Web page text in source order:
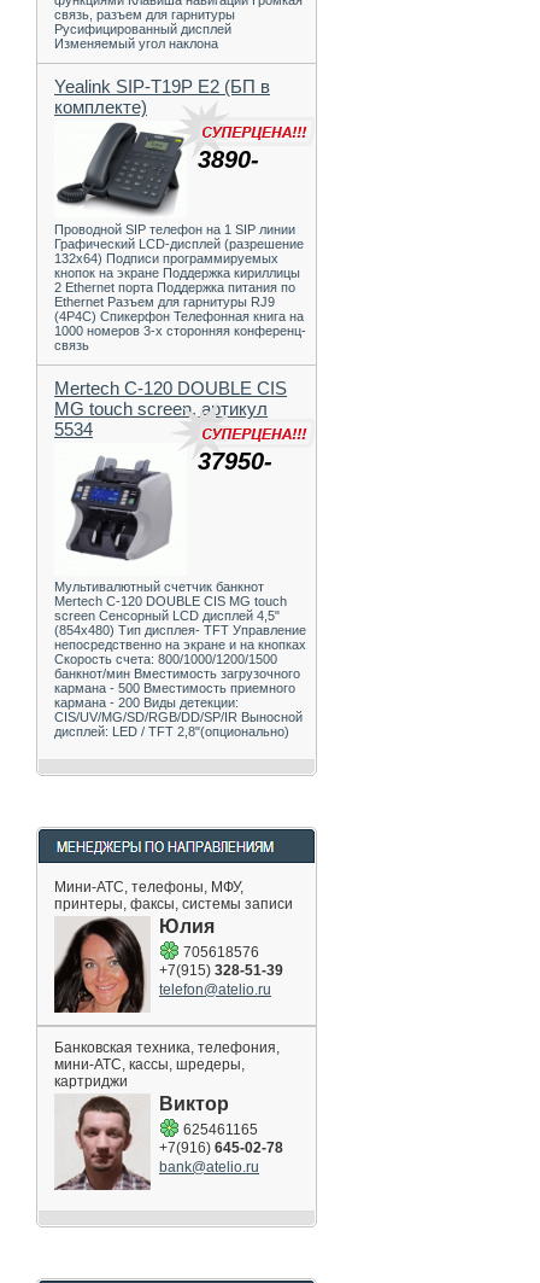
связь, разъем для гарнитуры
Русифицированный дисплей
Изменяемый угол наклона
3890-
Yealink SIP-T19P E2 (БП в
комплекте)
Проводной SIP телефон на 1 SIP линии
Графический LCD-дисплей (разрешение
132х64) Подписи программируемых
кнопок на экране Поддержка кириллицы
2 Ethernet порта Поддержка питания по
Ethernet Разъем для гарнитуры RJ9
(4P4C) Спикерфон Телефонная книга на
1000 номеров 3-х сторонняя конференц-
связь
37950-
Mertech C-120 DOUBLE CIS
MG touch screen, артикул
5534
Мультивалютный счетчик банкнот
Mertech C-120 DOUBLE CIS MG touch
screen Сенсорный LCD дисплей 4,5"
(854x480) Тип дисплея- TFT Управление
непосредственно на экране и на кнопках
Скорость счета: 800/1000/1200/1500
банкнот/мин Вместимость загрузочного
кармана - 500 Вместимость приемного
кармана - 200 Виды детекции:
CIS/UV/MG/SD/RGB/DD/SP/IR Выносной
дисплей: LED / TFT 2,8"(опционально)
Мини-АТС, телефоны, МФУ,
принтеры, факсы, системы записи
Юлия
705618576
+7(915) 328-51-39
telefon@atelio.ru
Банковская техника, телефония,
мини-АТС, кассы, шредеры,
картриджи
Виктор
625461165
+7(916) 645-02-78
bank@atelio.ru